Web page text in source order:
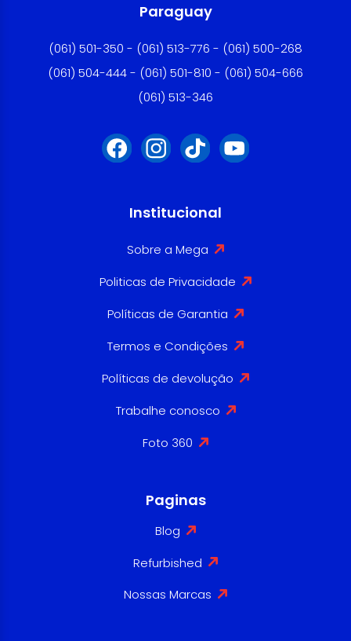
Paraguay
(061) 501-350 - (061) 513-776 - (061) 500-268
(061) 504-444 - (061) 501-810 - (061) 504-666
(061) 513-346
Institucional
Sobre a Mega
Politicas de Privacidade
Políticas de Garantia
Termos e Condições
Políticas de devolução
Trabalhe conosco
Foto 360
Paginas
Blog
Refurbished
Nossas Marcas